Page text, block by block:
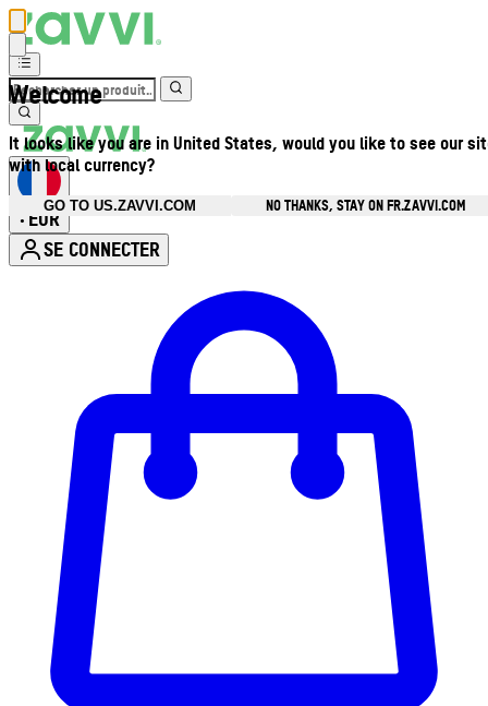
Welcome
It looks like you are in United States, would you like to see our
with local currency?
GO TO US.ZAVVI.COM
NO THANKS, STAY ON FR.ZAVVI.COM
• EUR
SE CONNECTER